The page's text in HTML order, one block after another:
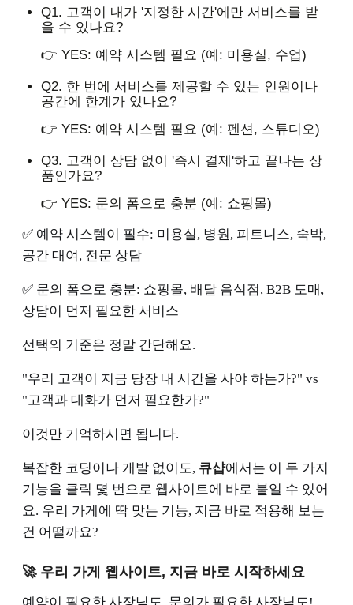
Q1. 고객이 내가 '지정한 시간'에만 서비스를 받
을 수 있나요?
👉 YES: 예약 시스템 필요 (예: 미용실, 수업)
Q2. 한 번에 서비스를 제공할 수 있는 인원이나
공간에 한계가 있나요?
👉 YES: 예약 시스템 필요 (예: 펜션, 스튜디오)
Q3. 고객이 상담 없이 '즉시 결제'하고 끝나는 상
품인가요?
👉 YES: 문의 폼으로 충분 (예: 쇼핑몰)
✅ 예약 시스템이 필수: 미용실, 병원, 피트니스, 숙박,
공간 대여, 전문 상담
✅ 문의 폼으로 충분: 쇼핑몰, 배달 음식점, B2B 도매,
상담이 먼저 필요한 서비스
선택의 기준은 정말 간단해요.
"우리 고객이 지금 당장 내 시간을 사야 하는가?" vs
"고객과 대화가 먼저 필요한가?"
이것만 기억하시면 됩니다.
복잡한 코딩이나 개발 없이도, 큐샵에서는 이 두 가지
기능을 클릭 몇 번으로 웹사이트에 바로 붙일 수 있어
요. 우리 가게에 딱 맞는 기능, 지금 바로 적용해 보는
건 어떨까요?
🚀 우리 가게 웹사이트, 지금 바로 시작하세요